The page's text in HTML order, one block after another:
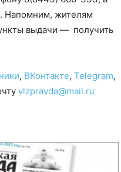
Напомним, жителям
выдачи — получить
, ВКонтакте, Telegram,
vlzpravda@mail.ru